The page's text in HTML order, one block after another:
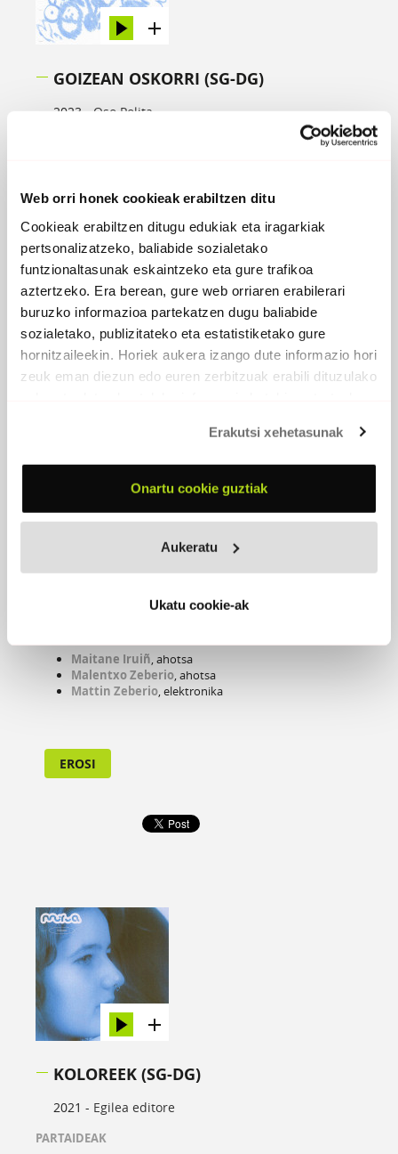
Web orri honek cookieak erabiltzen ditu
Cookieak erabiltzen ditugu edukiak eta iragarkiak
pertsonalizatzeko, baliabide sozialetako
funtzionaltasunak eskaintzeko eta gure trafikoa
aztertzeko. Era berean, gure web orriaren erabilerari
buruzko informazioa partekatzen dugu baliabide
sozialetako, publizitateko eta estatistiketako gure
hornitzaileekin. Horiek aukera izango dute informazio hori
zeuk eman diezun edo euren zerbitzuak erabili dituzulako
Erakutsi xehetasunak
Onartu cookie guztiak
Aukeratu
Ukatu cookie-ak
GOIZEAN OSKORRI (SG-DG)
2023 -Oso Polita
Mattin Zeberio, elektronika
MIRUA
Oso Polita
Maitane Iruiñ, ahotsa
Malentxo Zeberio, ahotsa
Mattin Zeberio, elektronika
EROSI
KOLOREEK (SG-DG)
2021 - Egilea editore
PARTAIDEAK